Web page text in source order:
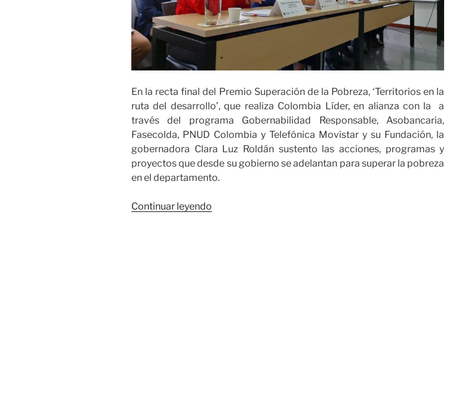
En la recta final del Premio Superación de la Pobreza, ‘Territorios en la
ruta del desarrollo’, que realiza Colombia Líder, en alianza con la a
través del programa Gobernabilidad Responsable, Asobancaria,
Fasecolda, PNUD Colombia y Telefónica Movistar y su Fundación, la
gobernadora Clara Luz Roldán sustento las acciones, programas y
proyectos que desde su gobierno se adelantan para superar la pobreza
en el departamento.
Continuar leyendo